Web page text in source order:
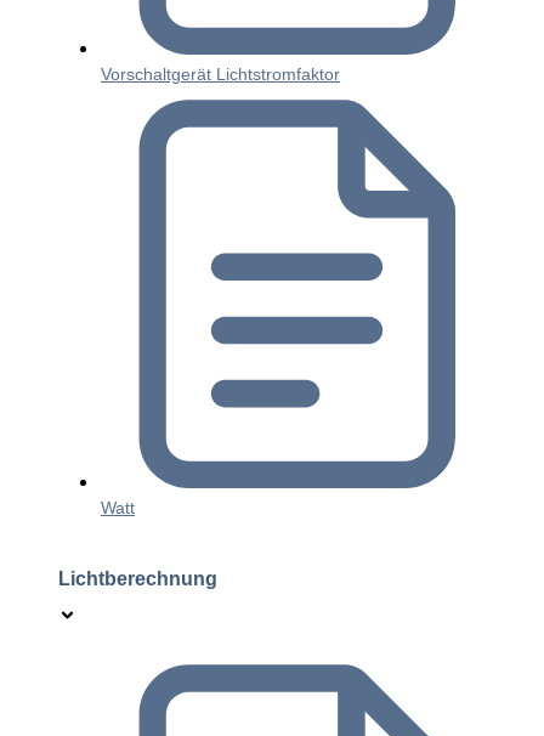
Vorschaltgerät Lichtstromfaktor
Watt
Lichtberechnung